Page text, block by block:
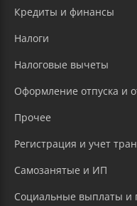
Кредиты и финансы
Налоги
Налоговые вычеты
Оформление отпуска и
Прочее
Регистрация и учет
Самозанятые и ИП
Социальные выплаты и